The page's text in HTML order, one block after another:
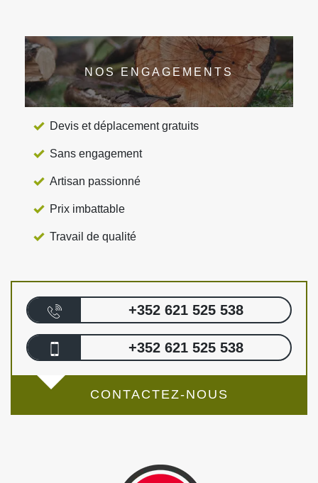
NOS ENGAGEMENTS
Devis et déplacement gratuits
Sans engagement
Artisan passionné
Prix imbattable
Travail de qualité
+352 621 525 538
+352 621 525 538
CONTACTEZ-NOUS